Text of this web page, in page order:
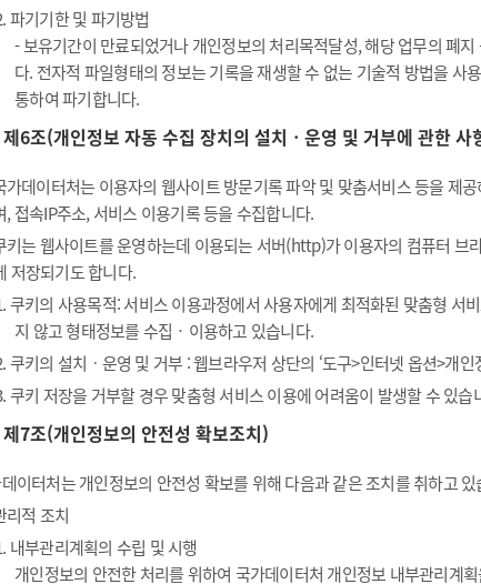
파기기한 및 파기방법
- 보유기간이 만료되었거나 개인정보의 처리목적달성, 해당 업무의 폐
다. 전자적 파일형태의 정보는 기록을 재생할 수 없는 기술적 방법을
통하여 파기합니다.
제6조(개인정보 자동 수집 장치의 설치ㆍ운영 및 거부에 관한 사
데이터처는 이용자의 웹사이트 방문기록 파악 및 맞춤서비스 등을 제
, 접속IP주소, 서비스 이용기록 등을 수집합니다.
는 웹사이트를 운영하는데 이용되는 서버(http)가 이용자의 컴퓨터 브
저장되기도 합니다.
쿠키의 사용목적: 서비스 이용과정에서 사용자에게 최적화된 맞춤형 서
지 않고 형태정보를 수집‧이용하고 있습니다.
쿠키의 설치ㆍ운영 및 거부 : 웹브라우저 상단의 ‘도구>인터넷 옵션>개
쿠키 저장을 거부할 경우 맞춤형 서비스 이용에 어려움이 발생할 수 있습
제7조(개인정보의 안전성 확보조치)
이터처는 개인정보의 안전성 확보를 위해 다음과 같은 조치를 취하고 있
적 조치
내부관리계획의 수립 및 시행
개인정보의 안전한 처리를 위하여 국가데이터처 개인정보 내부관리계